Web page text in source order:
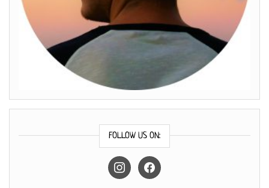
FOLLOW US ON:
instagramfacebook